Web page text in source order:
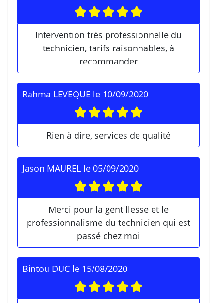
Intervention très professionnelle du
technicien, tarifs raisonnables, à
recommander
Rahma LEVEQUE le 10/09/2020
Rien à dire, services de qualité
Jason MAUREL le 05/09/2020
Merci pour la gentillesse et le
professionnalisme du technicien qui est
passé chez moi
Bintou DUC le 15/08/2020